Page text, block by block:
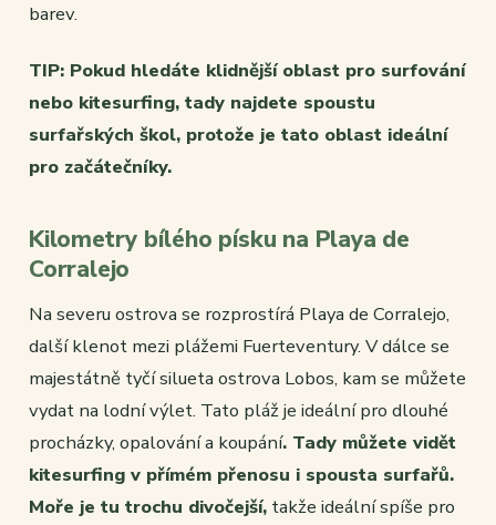
barev.
TIP: Pokud hledáte klidnější oblast pro surfování
nebo kitesurfing, tady najdete spoustu
surfařských škol, protože je tato oblast ideální
pro začátečníky.
Kilometry bílého písku na Playa de
Corralejo
Na severu ostrova se rozprostírá Playa de Corralejo,
další klenot mezi plážemi Fuerteventury. V dálce se
majestátně tyčí silueta ostrova Lobos, kam se můžete
vydat na lodní výlet. Tato pláž je ideální pro dlouhé
procházky, opalování a koupání. Tady můžete vidět
kitesurfing v přímém přenosu i spousta surfařů.
Moře je tu trochu divočejší, takže ideální spíše pro